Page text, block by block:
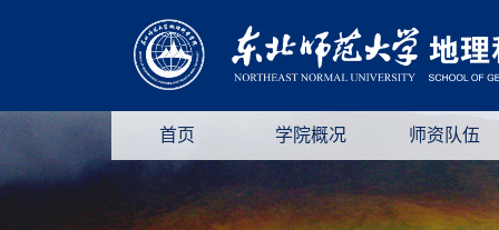
首页 学院概况 师资队伍